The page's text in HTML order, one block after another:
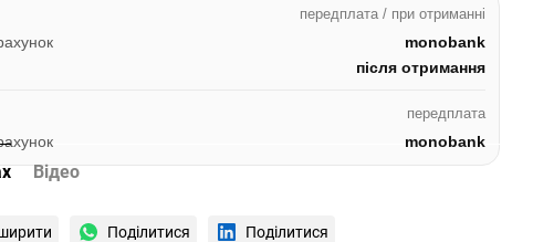
передплата / при отриманні
monobank
після отримання
передплата
monobank
Відео
Поділитися Поділитися